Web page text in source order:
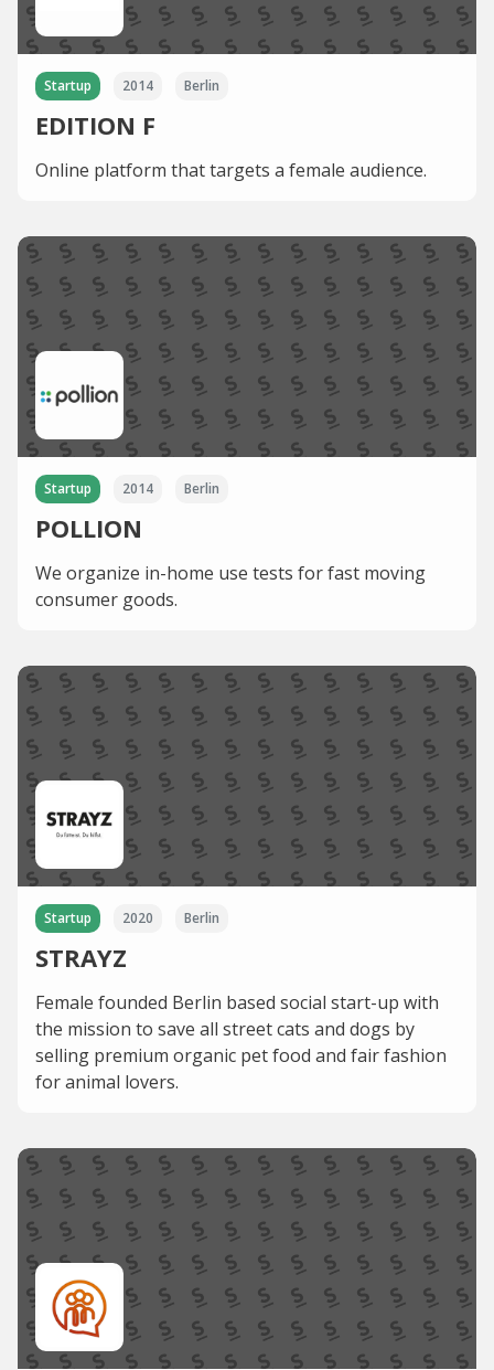
Startup 2014 Berlin
EDITION F
Online platform that targets a female audience.
Startup 2014 Berlin
POLLION
We organize in-home use tests for fast moving
consumer goods.
Startup 2020 Berlin
STRAYZ
Female founded Berlin based social start-up with
the mission to save all street cats and dogs by
selling premium organic pet food and fair fashion
for animal lovers.